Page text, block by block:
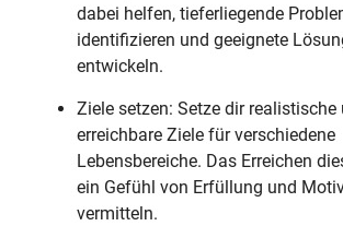
dabei helfen, tieferliegende
identifizieren und geeignete
entwickeln.
Ziele setzen: Setze dir realistische
erreichbare Ziele für verschiedene
Lebensbereiche. Das Erreichen
ein Gefühl von Erfüllung und
vermitteln.